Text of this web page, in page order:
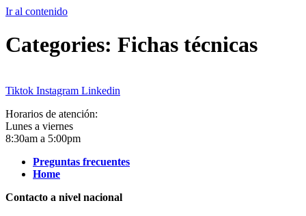
Ir al contenido
Categories: Fichas técnicas
Tiktok Instagram Linkedin
Horarios de atención:
Lunes a viernes
8:30am a 5:00pm
Preguntas frecuentes
Home
Contacto a nivel nacional